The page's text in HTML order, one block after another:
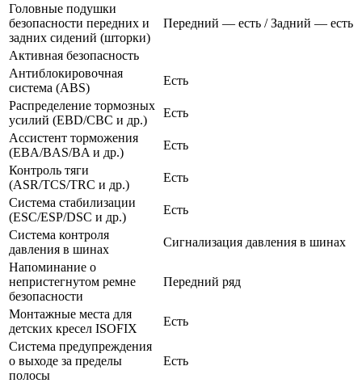
Головные подушки
безопасности передних и
задних сидений (шторки)
Передний — есть / Задний — есть
Активная безопасность
Антиблокировочная
система (ABS)
Есть
Распределение тормозных
усилий (EBD/CBC и др.)
Есть
Ассистент торможения
(EBA/BAS/BA и др.)
Есть
Контроль тяги
(ASR/TCS/TRC и др.)
Есть
Система стабилизации
(ESC/ESP/DSC и др.)
Есть
Система контроля
давления в шинах
Сигнализация давления в шинах
Напоминание о
непристегнутом ремне
безопасности
Передний ряд
Монтажные места для
детских кресел ISOFIX
Есть
Система предупреждения
о выходе за пределы
полосы
Есть